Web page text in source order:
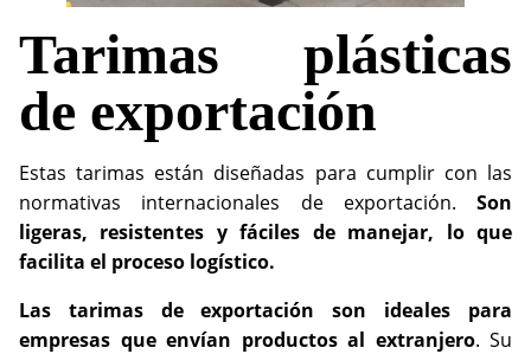
Tarimas plásticas
de exportación
Estas tarimas están diseñadas para cumplir con las
normativas internacionales de exportación. Son
ligeras, resistentes y fáciles de manejar, lo que
facilita el proceso logístico.
Las tarimas de exportación son ideales para
empresas que envían productos al extranjero. Su